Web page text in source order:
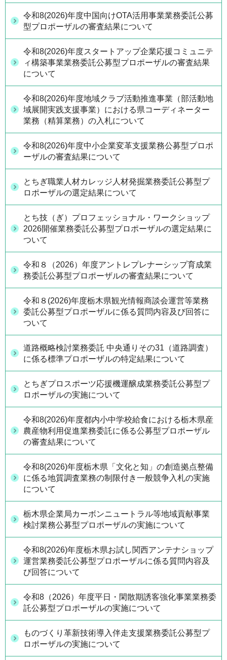
令和8(2026)年度中国向けOTA活用事業業務委託公募
型プロポーザルの審査結果について
令和8(2026)年度スタートアップ企業応援コミュニテ
ィ構築事業業務委託公募型プロポーザルの審査結果
について
令和8(2026)年度地域クラブ活動推進事業（部活動地
域展開実践支援事業）における県コーディネーター
業務（精算業務）の入札について
令和8(2026)年度中小企業変革支援業務公募型プロポ
ーザルの審査結果について
とちぎ職業人材カレッジ人材発掘業務委託公募型プ
ロポーザルの選定結果について
とち技（ぎ）プロフェッショナル・ワークショップ
2026開催業務委託公募型プロポーザルの選定結果に
ついて
令和８（2026）年度アントレプレナーシップ育成業
務委託公募型プロポーザルの審査結果について
令和８(2026)年度栃木県観光情報商談会運営等業務
委託公募型プロポーザルに係る質問内容及び回答に
ついて
道路概略検討業務委託 中央通りその31（道路調査）
に係る標準プロポーザルの特定結果について
とちぎプロスポーツ応援機運醸成業務委託公募型プ
ロポーザルの実施について
令和8(2026)年度都内小中学校給食における栃木県産
農産物利用促進業務委託に係る公募型プロポーザル
の審査結果について
令和8(2026)年度栃木県「文化と知」の創造拠点整備
に係る地質調査業務の制限付き一般競争入札の実施
について
栃木県企業局カーボンニュートラル等地域貢献事業
検討業務公募型プロポーザルの実施について
令和8(2026)年度栃木県お試し関西アンテナショップ
運営業務委託公募型プロポーザルに係る質問内容及
び回答について
令和8（2026）年度平日・閑散期誘客強化事業業務委
託公募型プロポーザルの実施について
ものづくり革新技術導入伴走支援業務委託公募型プ
ロポーザルの実施について